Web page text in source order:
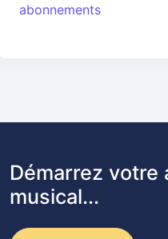
abonnements
Démarrez votre
musical...